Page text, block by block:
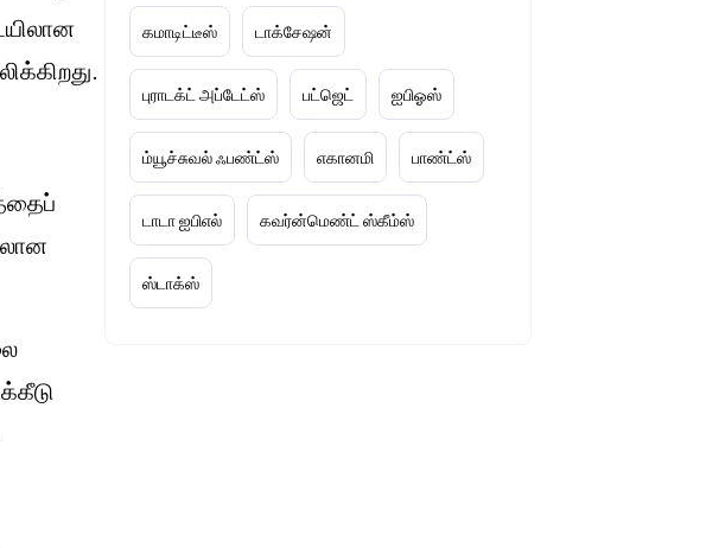
கமாடிட்டீஸ் டாக்சேஷன்
புராடக்ட் அப்டேட்ஸ் பட்ஜெட் ஐபிஓஸ்
ம்யூச்சுவல் ஃபண்ட்ஸ் எகானமி பாண்ட்ஸ்
டாடா ஐபிஎல் கவர்ன்மெண்ட் ஸ்கீம்ஸ்
ஸ்டாக்ஸ்